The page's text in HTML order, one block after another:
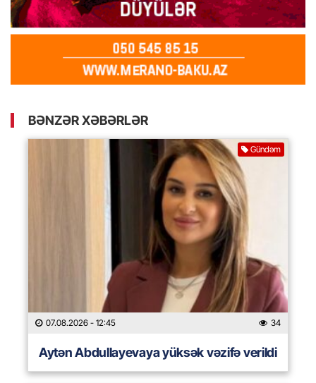
BƏNZƏR XƏBƏRLƏR
Gündəm
07.08.2026 - 12:45 34
Aytən Abdullayevaya yüksək vəzifə verildi